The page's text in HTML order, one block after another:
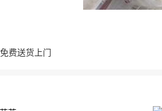
25号阳光家园（程珊）
费送货上门